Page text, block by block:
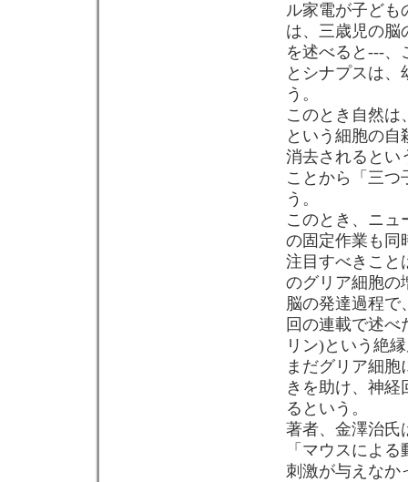
ル家電が子ども
は、三歳児の脳
を述べると---、
とシナプスは
う。
このとき自然は
という細胞の
消去されるとい
ことから「三つ
う。
このとき、ニュ
の固定作業も同
注目すべきこと
のグリア細胞の
脳の発達過程で
回の連載で述
リン)という絶
まだグリア細
きを助け、神経
るという。
著者、金澤治氏
「マウスによ
刺激が与えなか